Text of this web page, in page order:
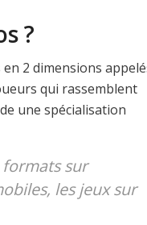
?
2 dimensions
qui rassemblent
une spécialisation
sur
les jeux sur